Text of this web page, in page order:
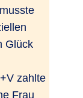
Glück
zahlte
Frau